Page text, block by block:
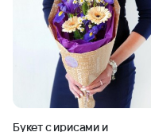
Букет с ирисами и